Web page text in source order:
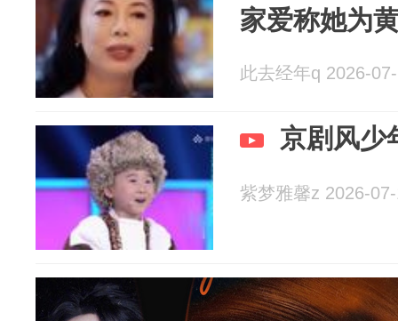
家爱称她为
此去经年q 2026-
京剧风少
紫梦雅馨z 2026-